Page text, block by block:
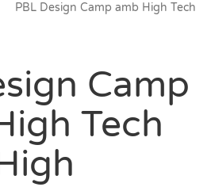
PBL Design Camp amb High Tech
Camp
Tech